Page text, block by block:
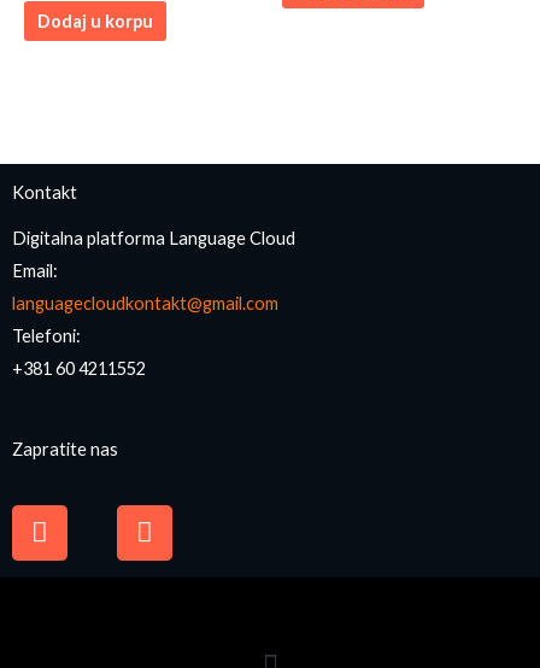
Dodaj u korpu
Kontakt
Digitalna platforma Language Cloud
Email:
languagecloudkontakt@gmail.com
Telefoni:
+381 60 4211552
Zapratite nas
a
c
n
s